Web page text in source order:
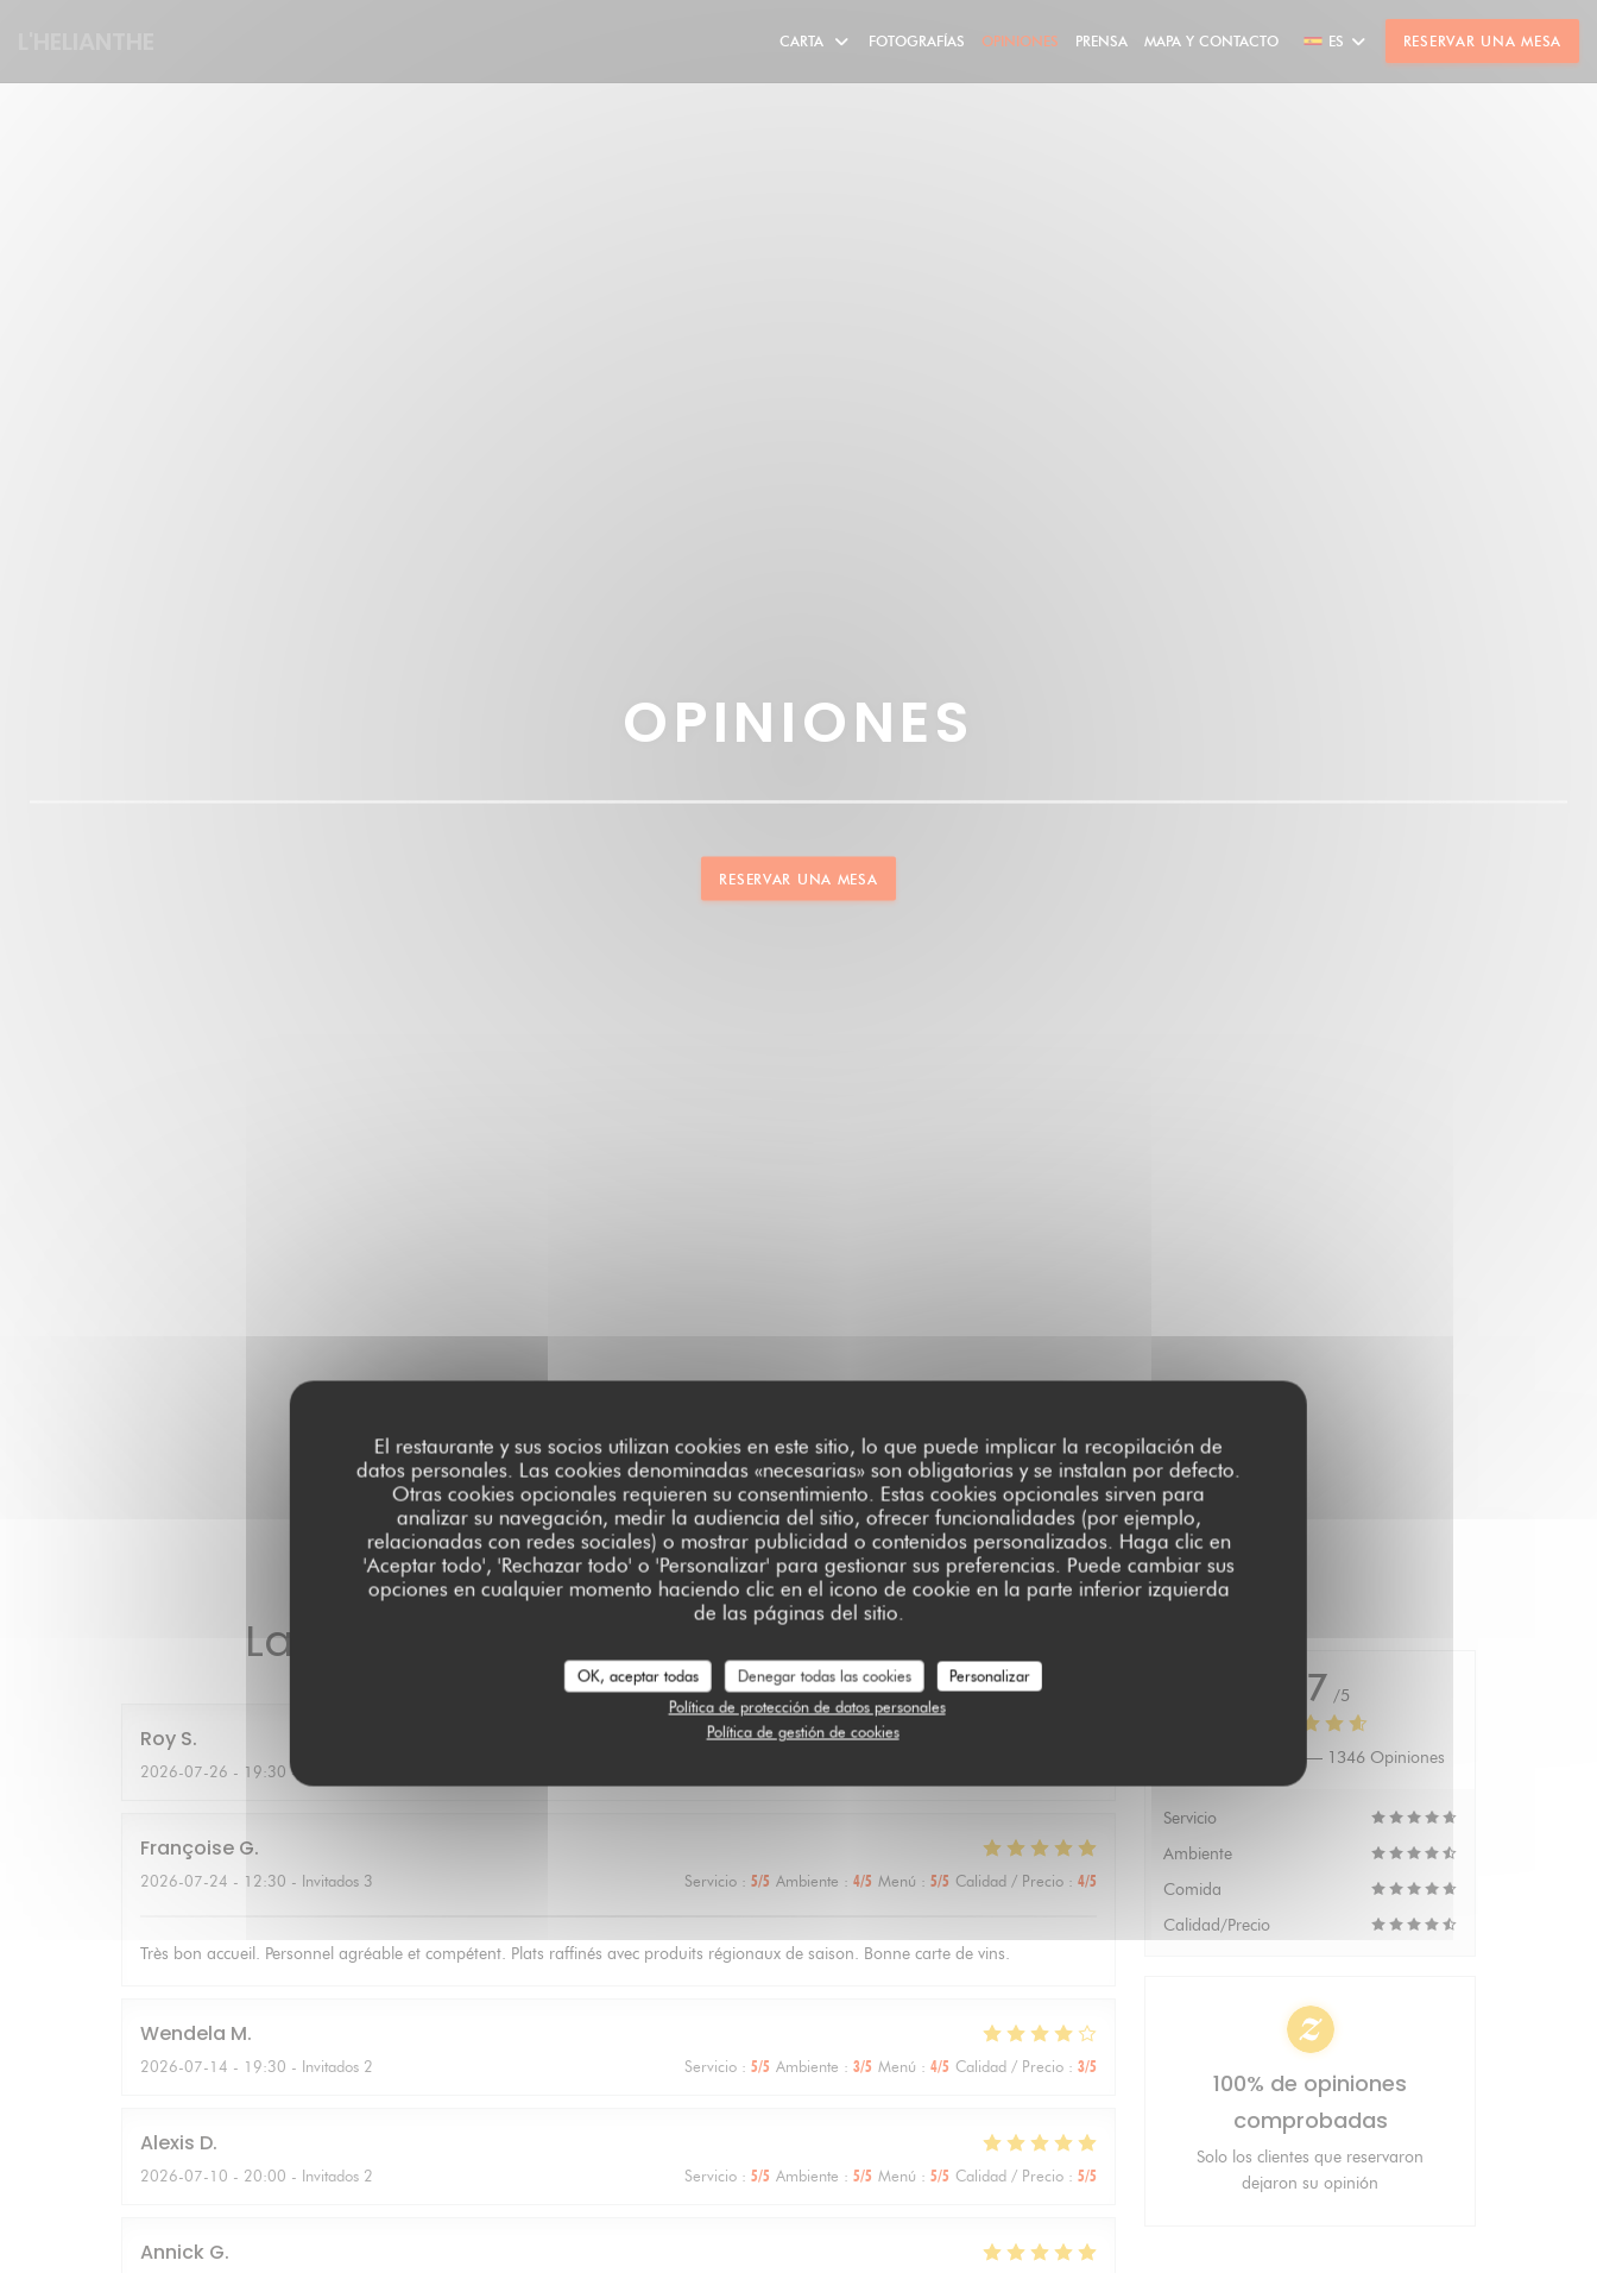
El restaurante y sus socios utilizan cookies en este sitio, lo que puede implicar la recopilación de
datos personales. Las cookies denominadas «necesarias» son obligatorias y se instalan por defecto.
Otras cookies opcionales requieren su consentimiento. Estas cookies opcionales sirven para
analizar su navegación, medir la audiencia del sitio, ofrecer funcionalidades (por ejemplo,
relacionadas con redes sociales) o mostrar publicidad o contenidos personalizados. Haga clic en
'Aceptar todo', 'Rechazar todo' o 'Personalizar' para gestionar sus preferencias. Puede cambiar sus
opciones en cualquier momento haciendo clic en el icono de cookie en la parte inferior izquierda
de las páginas del sitio.
OK, aceptar todas Denegar todas las cookies
Personalizar
Política de protección de datos personales
Política de gestión de cookies
CARTA FOTOGRAFÍAS OPINIONES PRENSA MAPA Y CONTACTO ES RESERVAR UNA MESA
OPINIONES
RESERVAR UNA MESA
Las opiniones de nuestros clientes
Roy S
2026-07-26 - 19:30 - Invitados 2
Françoise G
2026-07-24 - 12:30 - Invitados 3 Servicio : 5/5 Ambiente : 4/5 Menú : 5/5 Calidad / Precio : 4/5
Très bon accueil. Personnel agréable et compétent. Plats raffinés avec produits régionaux de saison. Bonne carte de vins.
Wendela M
2026-07-14 - 19:30 - Invitados 2 Servicio : 5/5 Ambiente : 3/5 Menú : 4/5 Calidad / Precio : 3/5
Alexis D
2026-07-10 - 20:00 - Invitados 2 Servicio : 5/5 Ambiente : 5/5 Menú : 5/5 Calidad / Precio : 5/5
Annick G
4.7 /5
Valoración media — 1346 Opiniones
Servicio
Ambiente
Comida
Calidad/Precio
100% de opiniones
comprobadas
Solo los clientes que reservaron
dejaron su opinión